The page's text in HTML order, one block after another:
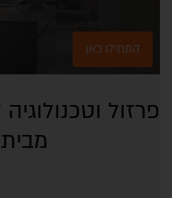
התחילו כאן
פרזול
מבית BLUM